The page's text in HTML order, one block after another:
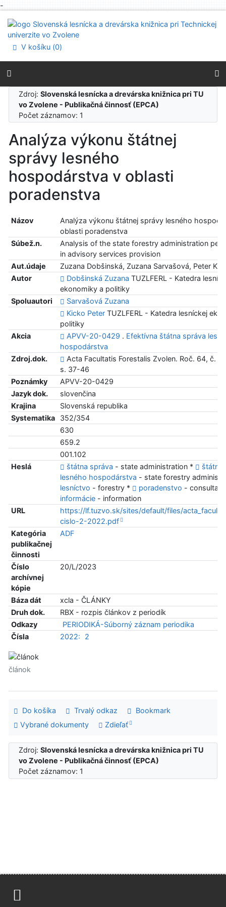
-
Prejsť na menu
Prehlásenie o webovej prístupnosti
V košíku (0)
Zdroj:Slovenská lesnícka a drevárska knižnica pri TU
vo Zvolene - Publikačná činnosť (EPCA)
Počet záznamov: 1
Analýza výkonu štátnej
správy lesného
hospodárstva v oblasti
poradenstva
Názov
Analýza výkonu štátnej správy lesného
oblasti poradenstva
Súbež.n.
Analysis of the state forestry administration
in advisory services provision
Aut.údaje
Zuzana Dobšinská, Zuzana Sarvašová, Peter
Autor
Dobšinská Zuzana TUZLFERL - Katedra
ekonomiky a politiky
Spoluautori
Sarvašová Zuzana
Kicko PeterTUZLFERL - Katedra lesníckej
politiky
Akcia
APVV-20-0429 . Efektívna štátna správa
hospodárstva
Zdroj.dok.
Acta Facultatis Forestalis Zvolen. Roč. 64, č. 2
s. 37-46
Poznámky
APVV-20-0429
Jazyk dok.
slovenčina
Krajina
Slovenská republika
Systematika
352/354
630
659.2
001.102
Heslá
štátna správa - state administration *
štátna
lesného hospodárstva - state forestry
lesníctvo - forestry * poradenstvo -
informácie- information
URL
https://lf.tuzvo.sk/sites/default/files/
cislo-2-2022.pdf
Kategória
publikačnej
činnosti
ADF
Číslo
archívnej
kópie
20/L/2023
Báza dát
xcla - ČLÁNKY
Druh dok.
RBX - rozpis článkov z periodík
Odkazy
PERIODIKÁ-Súborný záznam periodika
Čísla
2022: 2
článok
Do košíka Trvalý odkaz
Bookmark
Vybrané dokumenty
Zdieľať
Zdroj:Slovenská lesnícka a drevárska knižnica pri TU
vo Zvolene - Publikačná činnosť (EPCA)
Počet záznamov: 1